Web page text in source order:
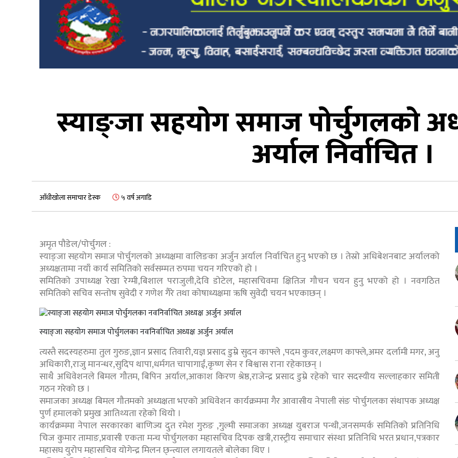
स्याङ्जा सहयोग समाज पोर्चुगलको
अर्याल निर्वाचित ।
आँधीखोला समाचार डेस्क ५ वर्ष अगाडि
अमृत पौडेल/पोर्चुगल :
स्याङ्जा सहयोग समाज पोर्चुगलको अध्यक्षमा वालिङका अर्जुन अर्याल निर्वाचित हुनु भएको छ । तेस्रो अधिबेशनबाट अर्यालको
अध्यक्षतामा नयाँ कार्य समितिको सर्वसम्मत रुपमा चयन गरिएको हो ।
समितिको उपाध्यक्ष रेखा रेग्मी,बिशाल पराजुली,देवि डोटेल, महासचिवमा क्षितिज गौचन चयन हुनु भएको हो । नवगठित
समितिको सचिव सन्तोष सुवेदी र गणेश गैरे तथा कोषाध्यक्षमा ऋषि सुवेदी चयन भएकाछन् ।
स्याङ्जा सहयोग समाज पोर्चुगलका नवनिर्वाचित अध्यक्ष अर्जुन अर्याल
त्यस्तै सदस्यहरुमा तुल गुरुङ,ज्ञान प्रसाद तिवारी,यज्ञ प्रसाद डुम्रे सुदन काफ्ले ,पदम कुवर,लक्ष्मण काफ्ले,अमर दर्लामी मगर, अनु
अधिकारी,राजु मानन्धर,सुदिप थापा,धर्मगत चापागाईं,कृष्ण सेन र बिश्वास राना रहेकाछन् ।
साथै अधिवेशनले बिमल गौतम, बिपिन अर्याल,आकाश किरण श्रेष्ठ,राजेन्द्र प्रसाद डुम्रे रहेको चार सदस्यीय सल्लाहकार समिती
गठन गरेको छ ।
समाजका अध्यक्ष बिमल गौतमको अध्यक्षता भएको अधिवेशन कार्यक्रममा गैर आवासीय नेपाली संङ पोर्चुगलका संथापक अध्यक्ष
पुर्ण हमालको प्रमुख आतिथ्यता रहेको थियो ।
कार्यक्रममा नेपाल सरकारका बाणिज्य दुत रमेश गुरुङ ,गुल्मी समाजका अध्यक्ष युबराज पन्थी,जनसम्पर्क समितिको प्रतिनिधि
चिज कुमार तामाङ,प्रवासी एकता मन्च पोर्चुगलका महासचिव दिपक खत्री,रास्ट्रीय समाचार संस्था प्रतिनिधि भरत प्रधान,पत्रकार
महासघ युरोप महासचिव योगेन्द्र मिलन छ्न्त्याल लगायतले बोलेका थिए ।